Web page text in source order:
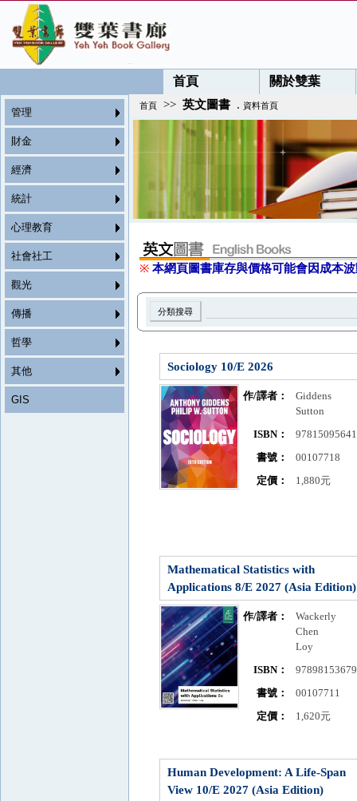
首頁 關於雙葉
管理
財金
經濟
統計
心理教育
社會社工
觀光
傳播
哲學
其他
GIS
首頁 >> 英文圖書 . 資料首頁
※ 本網頁圖書庫存與價格可能會因成本
Sociology 10/E 2026
作/譯者：
Giddens
Sutton
ISBN：
書號：
00107718
定價：
1,880元
Mathematical Statistics with
Applications 8/E 2027 (Asia Edition)
作/譯者：
Wackerly
Chen
Loy
ISBN：
書號：
00107711
定價：
1,620元
Human Development: A Life-Span
View 10/E 2027 (Asia Edition)